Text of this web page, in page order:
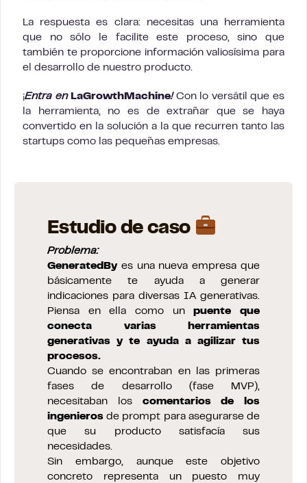
La respuesta es clara: necesitas una herramienta
que no sólo le facilite este proceso, sino que
también te proporcione información valiosísima para
el desarrollo de nuestro producto.
¡Entra en LaGrowthMachine!Con lo versátil que es
la herramienta, no es de extrañar que se haya
convertido en la solución a la que recurren tanto las
startups como las pequeñas empresas.
Estudio de caso
Problema:
GeneratedByes una nueva empresa que
básicamente te ayuda a generar
indicaciones para diversas IA generativas.
Piensa en ella como unpuente que
conecta varias herramientas
generativas y te ayuda a agilizar tus
procesos.
Cuando se encontraban en las primeras
fases de desarrollo (fase MVP),
necesitaban los comentarios
de los
ingenieros de prompt para asegurarse de
que su producto satisfacía sus
necesidades.
Sin embargo, aunque este objetivo
concreto representa un puesto muy